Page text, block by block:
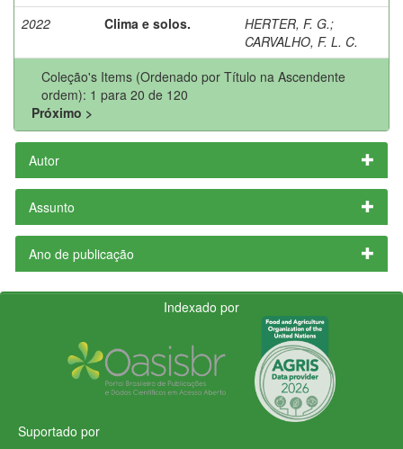
2022 Clima e solos. HERTER, F. G.;
CARVALHO, F. L. C.
Coleção's Items (Ordenado por Título na Ascendente
ordem): 1 para 20 de 120
Próximo >
Autor
Assunto
Ano de publicação
Indexado por
Suportado por